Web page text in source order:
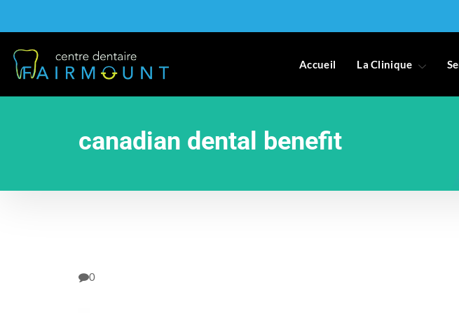
Accueil La Clinique
canadian dental benefit
0